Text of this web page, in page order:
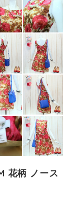
花柄 ノース